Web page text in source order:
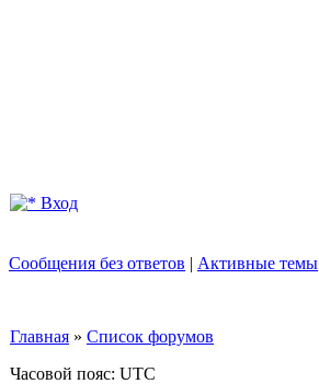
Вход
Сообщения без ответов | Активные темы
Главная » Список форумов
Часовой пояс: UTC